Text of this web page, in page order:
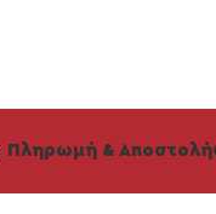
Πληρωμή & Αποστολή